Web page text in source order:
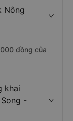
Nông
đồng của
khai
-